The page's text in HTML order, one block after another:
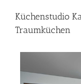
Küchenstudio
Traumküchen